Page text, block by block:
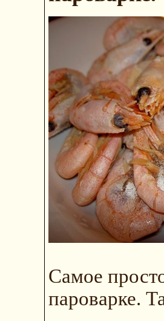
Самое
пароварке.